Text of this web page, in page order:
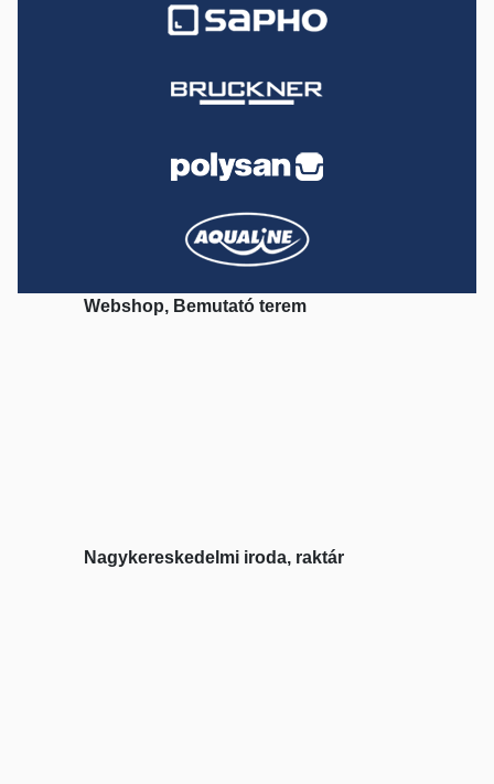
Webshop, Bemutató terem
Nagykereskedelmi iroda, raktár